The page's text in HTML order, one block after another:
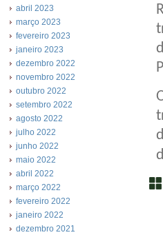
abril 2023
março 2023
fevereiro 2023
janeiro 2023
dezembro 2022
novembro 2022
outubro 2022
setembro 2022
agosto 2022
julho 2022
junho 2022
maio 2022
abril 2022
março 2022
fevereiro 2022
janeiro 2022
dezembro 2021